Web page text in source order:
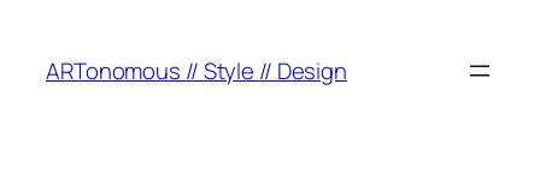
ARTonomous // Style // Design